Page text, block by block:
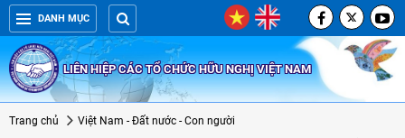
DANH MỤC
LIÊN HIỆP CÁC TỔ CHỨC HỮU NGHỊ VIỆT NAM
Trang chủ Việt Nam - Đất nước - Con người